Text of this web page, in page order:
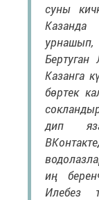
суны
Казанга
бөртек
дип
иң
Илебез